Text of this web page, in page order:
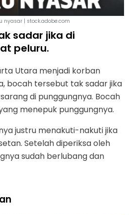
nyasar | stock.adobe.com
sadar jika di
peluru.
Utara menjadi korban
bocah tersebut tak sadar jika
di punggungnya. Bocah
menepuk punggungnya.
justru menakuti-nakuti jika
Setelah diperiksa oleh
sudah berlubang dan